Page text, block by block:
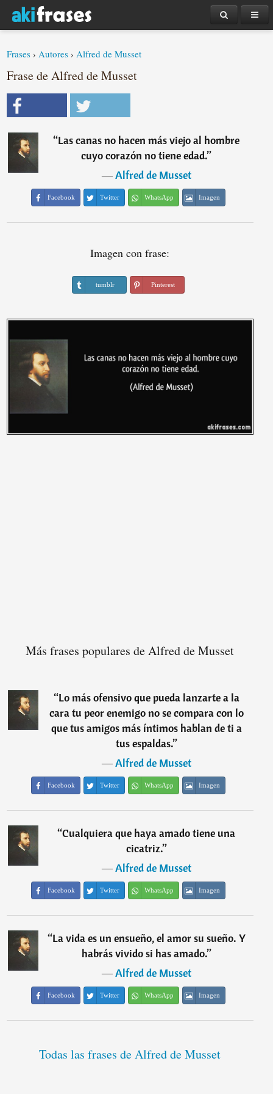
Frases ›Autores ›Alfred de Musset
Frase de Alfred de Musset
“Las canas no hacen más viejo al hombre
cuyo corazón no tiene edad.”
―Alfred de Musset
Facebook Twitter WhatsApp Imagen
Imagen con frase:
tumblr Pinterest
Más frases populares de Alfred de Musset
“Lo más ofensivo que pueda lanzarte a la
cara tu peor enemigo no se compara con lo
que tus amigos más íntimos hablan de ti a
tus espaldas.”
―Alfred de Musset
Facebook Twitter WhatsApp Imagen
“Cualquiera que haya amado tiene una
cicatriz.”
―Alfred de Musset
Facebook Twitter WhatsApp Imagen
“La vida es un ensueño, el amor su sueño. Y
habrás vivido si has amado.”
―Alfred de Musset
Facebook Twitter WhatsApp Imagen
Todas las frases de Alfred de Musset